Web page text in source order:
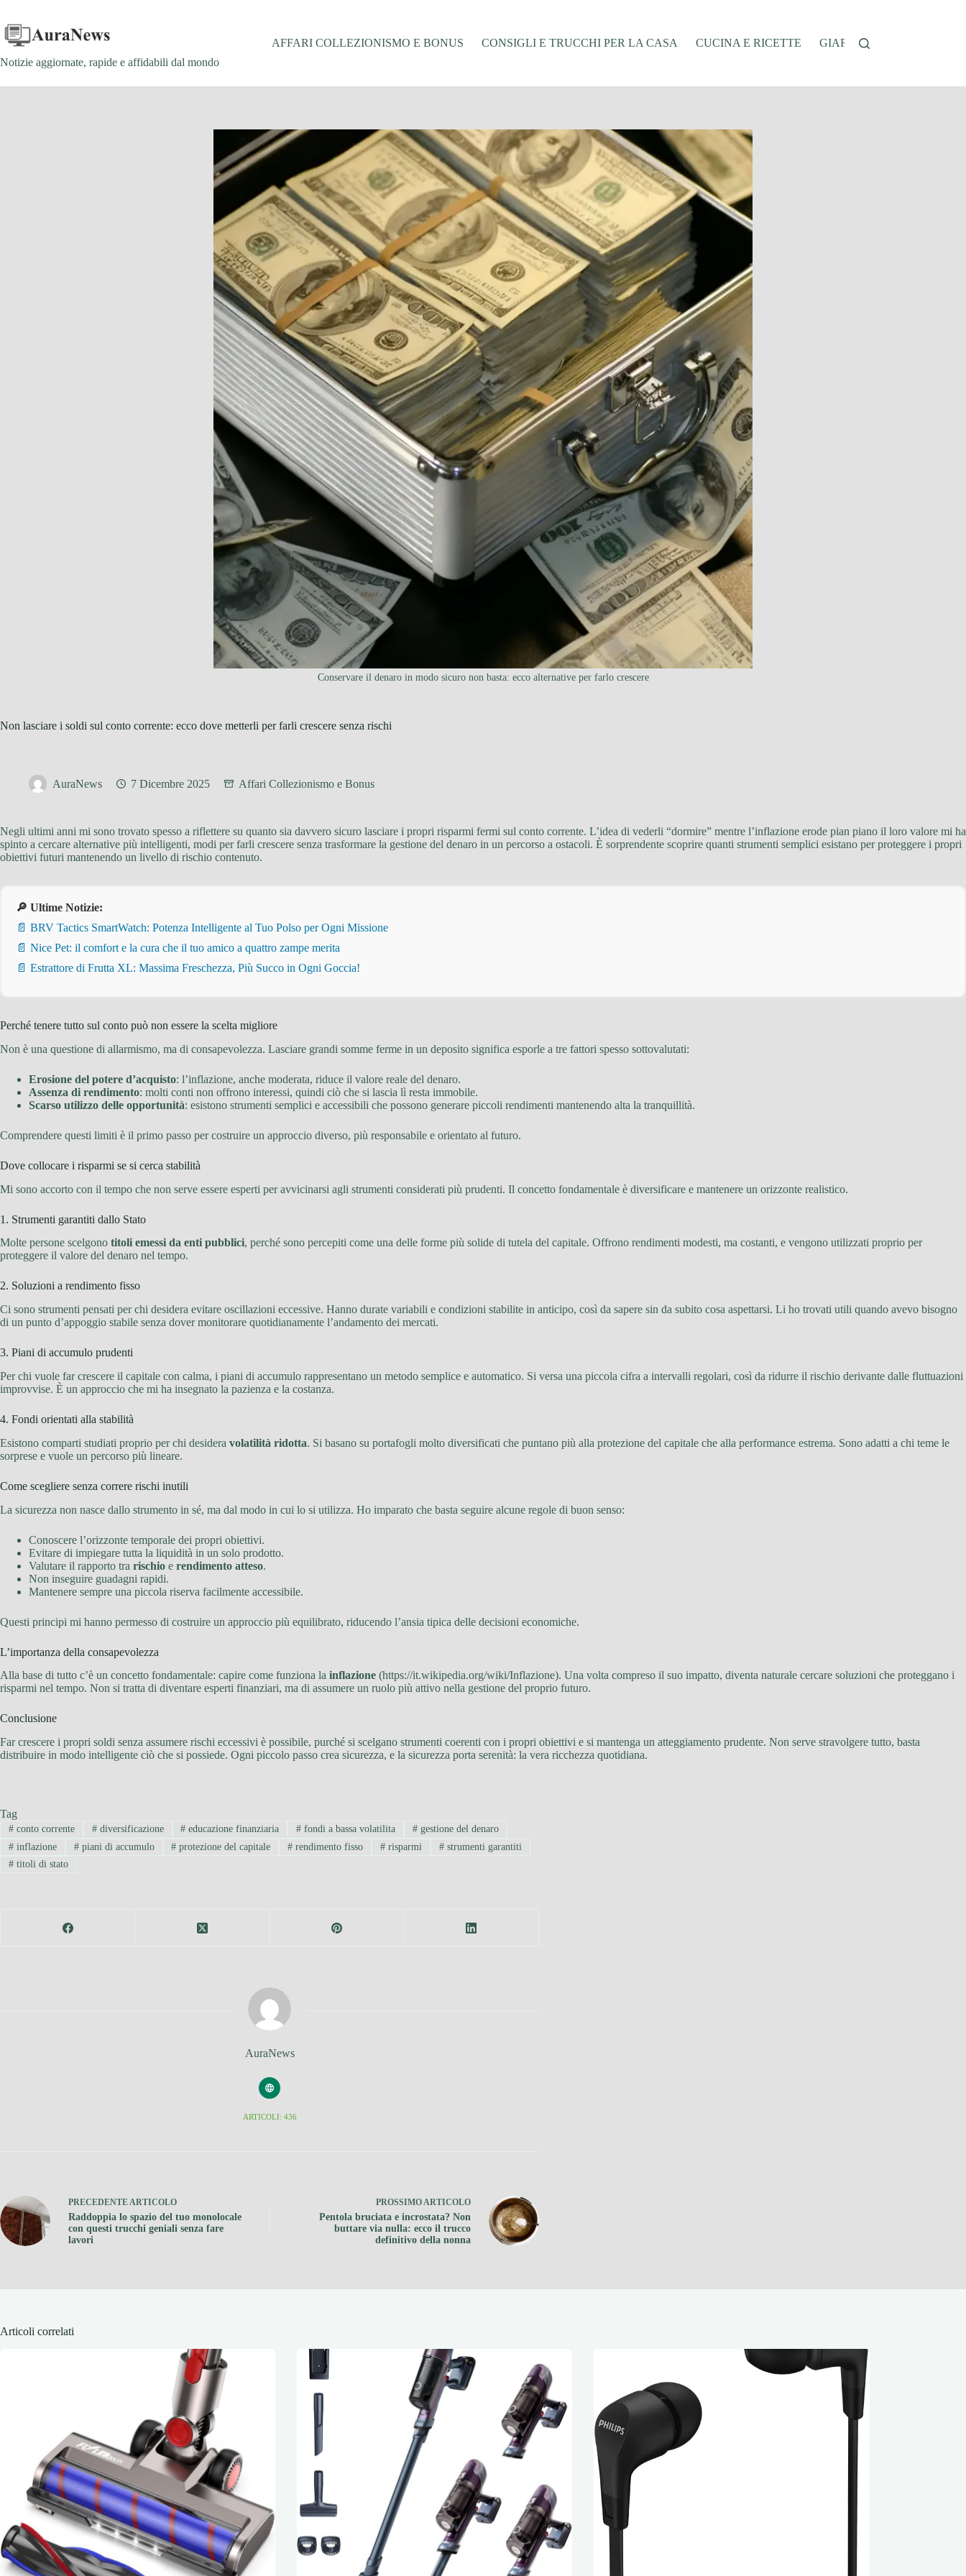
contenuto
Notizie aggiornate, rapide e affidabili dal mondo
AFFARI COLLEZIONISMO E BONUS CONSIGLI E TRUCCHI PER LA CASA CUCINA E RICETTE GIARDINAGGIO
Conservare il denaro in modo sicuro non basta: ecco alternative per farlo crescere
Non lasciare i soldi sul conto corrente: ecco dove metterli per farli crescere senza rischi
AuraNews 7 Dicembre 2025 Affari Collezionismo e Bonus
Negli ultimi anni mi sono trovato spesso a riflettere su quanto sia davvero sicuro lasciare i propri risparmi fermi sul conto corrente. L’idea di vederli “dormire” mentre l’inflazione erode pian piano il loro valore mi ha
spinto a cercare alternative più intelligenti, modi per farli crescere senza trasformare la gestione del denaro in un percorso a ostacoli. È sorprendente scoprire quanti strumenti semplici esistano per proteggere i propri
obiettivi futuri mantenendo un livello di rischio contenuto.
🔎 Ultime Notizie:
📄 BRV Tactics SmartWatch: Potenza Intelligente al Tuo Polso per Ogni Missione
📄 Nice Pet: il comfort e la cura che il tuo amico a quattro zampe merita
📄 Estrattore di Frutta XL: Massima Freschezza, Più Succo in Ogni Goccia!
Perché tenere tutto sul conto può non essere la scelta migliore
Non è una questione di allarmismo, ma di consapevolezza. Lasciare grandi somme ferme in un deposito significa esporle a tre fattori spesso sottovalutati:
Erosione del potere d’acquisto: l’inflazione, anche moderata, riduce il valore reale del denaro.
Assenza di rendimento: molti conti non offrono interessi, quindi ciò che si lascia lì resta immobile.
Scarso utilizzo delle opportunità: esistono strumenti semplici e accessibili che possono generare piccoli rendimenti mantenendo alta la tranquillità.
Comprendere questi limiti è il primo passo per costruire un approccio diverso, più responsabile e orientato al futuro.
Dove collocare i risparmi se si cerca stabilità
Mi sono accorto con il tempo che non serve essere esperti per avvicinarsi agli strumenti considerati più prudenti. Il concetto fondamentale è diversificare e mantenere un orizzonte realistico.
1. Strumenti garantiti dallo Stato
Molte persone scelgono titoli emessi da enti pubblici, perché sono percepiti come una delle forme più solide di tutela del capitale. Offrono rendimenti modesti, ma costanti, e vengono utilizzati proprio per
proteggere il valore del denaro nel tempo.
2. Soluzioni a rendimento fisso
Ci sono strumenti pensati per chi desidera evitare oscillazioni eccessive. Hanno durate variabili e condizioni stabilite in anticipo, così da sapere sin da subito cosa aspettarsi. Li ho trovati utili quando avevo bisogno
di un punto d’appoggio stabile senza dover monitorare quotidianamente l’andamento dei mercati.
3. Piani di accumulo prudenti
Per chi vuole far crescere il capitale con calma, i piani di accumulo rappresentano un metodo semplice e automatico. Si versa una piccola cifra a intervalli regolari, così da ridurre il rischio derivante dalle fluttuazioni
improvvise. È un approccio che mi ha insegnato la pazienza e la costanza.
4. Fondi orientati alla stabilità
Esistono comparti studiati proprio per chi desidera volatilità ridotta. Si basano su portafogli molto diversificati che puntano più alla protezione del capitale che alla performance estrema. Sono adatti a chi teme le
sorprese e vuole un percorso più lineare.
Come scegliere senza correre rischi inutili
La sicurezza non nasce dallo strumento in sé, ma dal modo in cui lo si utilizza. Ho imparato che basta seguire alcune regole di buon senso:
Conoscere l’orizzonte temporale dei propri obiettivi.
Evitare di impiegare tutta la liquidità in un solo prodotto.
Valutare il rapporto tra rischio e rendimento atteso.
Non inseguire guadagni rapidi.
Mantenere sempre una piccola riserva facilmente accessibile.
Questi principi mi hanno permesso di costruire un approccio più equilibrato, riducendo l’ansia tipica delle decisioni economiche.
L’importanza della consapevolezza
Alla base di tutto c’è un concetto fondamentale: capire come funziona la inflazione (https://it.wikipedia.org/wiki/Inflazione). Una volta compreso il suo impatto, diventa naturale cercare soluzioni che proteggano i
risparmi nel tempo. Non si tratta di diventare esperti finanziari, ma di assumere un ruolo più attivo nella gestione del proprio futuro.
Conclusione
Far crescere i propri soldi senza assumere rischi eccessivi è possibile, purché si scelgano strumenti coerenti con i propri obiettivi e si mantenga un atteggiamento prudente. Non serve stravolgere tutto, basta
distribuire in modo intelligente ciò che si possiede. Ogni piccolo passo crea sicurezza, e la sicurezza porta serenità: la vera ricchezza quotidiana.
Tag
#conto corrente #diversificazione # educazione finanziaria # fondi a bassa volatilita # gestione del denaro
#inflazione #piani di accumulo # protezione del capitale # rendimento fisso # risparmi #strumenti garantiti
#titoli di stato
AuraNews
ARTICOLI: 436
PRECEDENTEARTICOLO
Raddoppia lo spazio del tuo monolocale
con questi trucchi geniali senza fare
lavori
PROSSIMOARTICOLO
Pentola bruciata e incrostata? Non
buttare via nulla: ecco il trucco
definitivo della nonna
Articoli correlati